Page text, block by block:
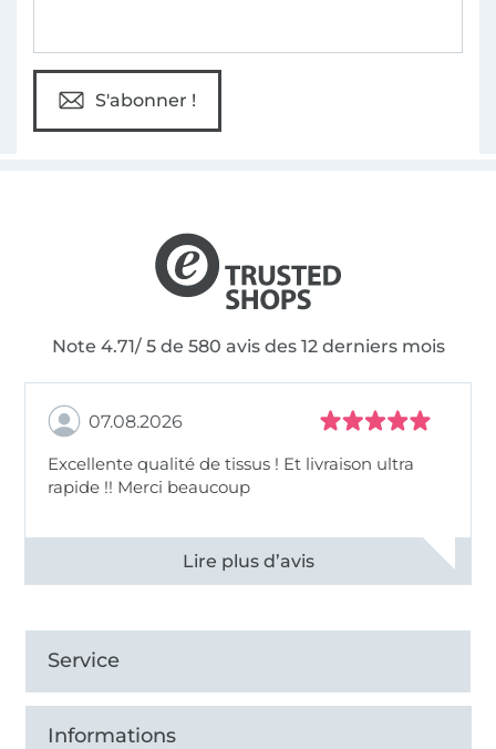
S'abonner !
Note 4.71/ 5 de 580 avis des 12 derniers mois
07.08.2026
Excellente qualité de tissus ! Et livraison ultra
rapide !! Merci beaucoup
Voir tous les 11497 commentaires
Service
Informations